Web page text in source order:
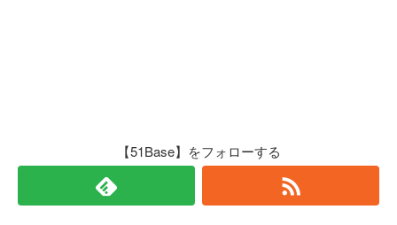
【51Base】をフォローする